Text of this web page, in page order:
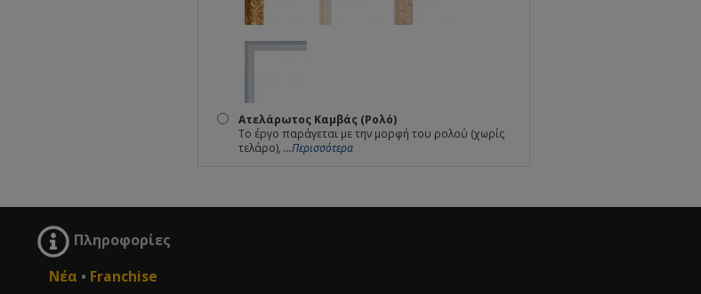
Ατελάρωτος Καμβάς (Ρολό)
Το έργο παράγεται με την μορφή του ρολού (χωρίς
τελάρο), ...Περισσότερα
Πληροφορίες
Νέα • Franchise